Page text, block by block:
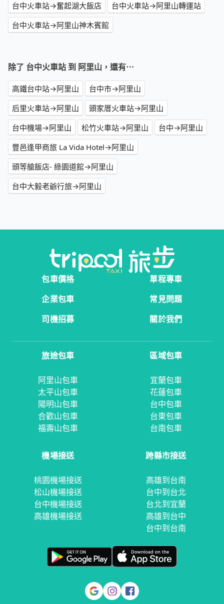
台中火車站→奮起湖大飯店
台中火車站→阿里山轉運站
台中火車站→阿里山神木賓館
除了 台中火車站 到 阿里山，還有⋯
高鐵台中站→阿里山
台中市→阿里山
后里火車站→阿里山
頭家厝火車站→阿里山
台中機場→阿里山
松竹火車站→阿里山
台中→阿里山
豐邑逢甲商旅 La Vida Hotel→阿里山
頭等艙飯店- 綠園道館→阿里山
台中大毅老爺行旅→阿里山
包車價格
單程專車
企業包車
常見問題
司機招募
關於我們
旅途包車
阿里山包車
太平山包車
陽明山包車
合歡山包車
福壽山包車
區域包車
宜蘭包車
花蓮包車
台中包車
台東包車
台南包車
機場接送
桃園機場接送
松山機場接送
台中機場接送
高雄機場接送
跨縣市接送
高雄到台南
台中到台北
台北到宜蘭
高雄到台中
台中到台南